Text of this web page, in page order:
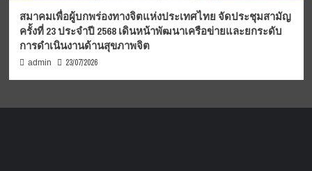
สมาคมเพื่อผู้บกพร่องทางจิตแห่งประเทศไทย จัดประชุมสามัญ
ครั้งที่ 23 ประจำปี 2568 เดินหน้าพัฒนาเครือข่ายและยกระดับ
การดำเนินงานด้านสุขภาพจิต
admin 23/07/2026